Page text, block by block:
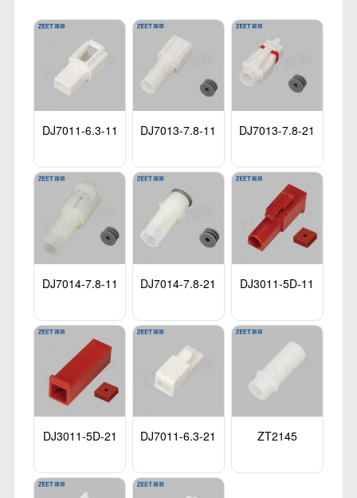
DJ7011-6.3-11 DJ7013-7.8-11 DJ7013-7.8-21
DJ7014-7.8-11 DJ7014-7.8-21 DJ3011-5D-11
DJ3011-5D-21 DJ7011-6.3-21 ZT2145